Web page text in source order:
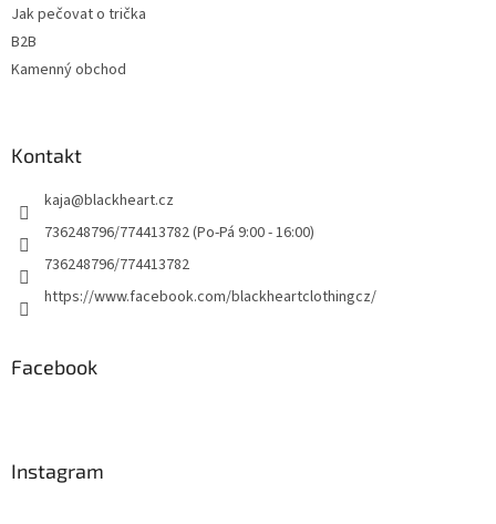
Jak pečovat o trička
B2B
Kamenný obchod
Kontakt
kaja@blackheart.cz
736248796/774413782 (Po-Pá 9:00 - 16:00)
736248796/774413782
https://www.facebook.com/blackheartclothingcz/
Facebook
Instagram